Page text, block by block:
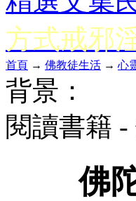
方式戒邪
首頁 → 佛教徒生活 → 心
背景：
閱讀書籍
佛